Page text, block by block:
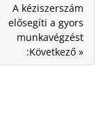
A kéziszerszám
elősegíti a gyors
munkavégzést
:Következő »